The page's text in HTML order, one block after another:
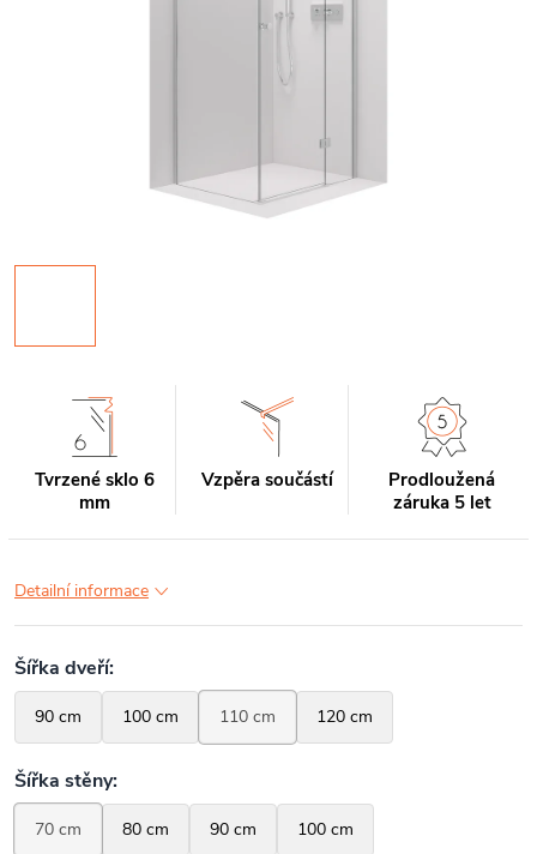
Tvrzené sklo 6
mm
Vzpěra součástí
Prodloužená
záruka 5 let
Detailní informace